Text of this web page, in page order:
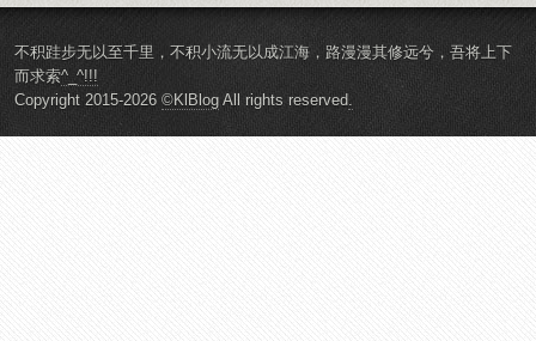
不积跬步无以至千里，不积小流无以成江海，路漫漫其修远兮，吾将上下
而求索^_^!!!
Copyright 2015-2026 ©KlBlog All rights reserved.